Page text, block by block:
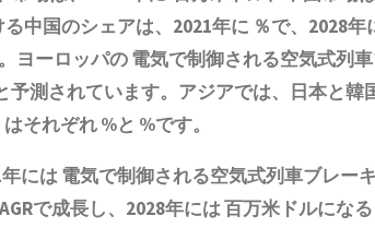
中国のシェアは、2021年に ％で、2028年
ヨーロッパの電気で制御される空気式列
予測されています。アジアでは、日本と韓
それぞれ %と %です。
には電気で制御される空気式列車ブレーキ
で成長し、2028年には 百万米ドルになる